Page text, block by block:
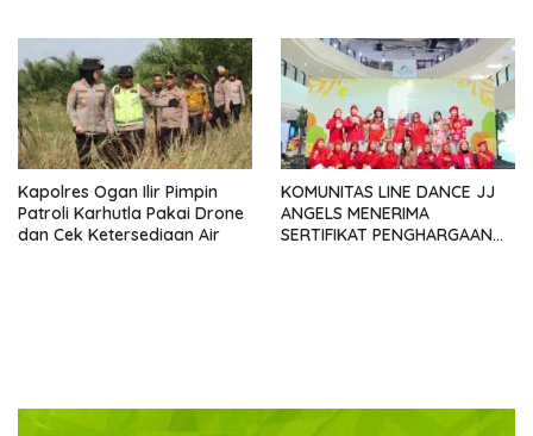
Pabrik KUD Sejahtera
Dimatangkan
Kapolres Ogan Ilir Pimpin
Patroli Karhutla Pakai Drone
dan Cek Ketersediaan Air
KOMUNITAS LINE DANCE JJ
ANGELS MENERIMA
SERTIFIKAT PENGHARGAAN